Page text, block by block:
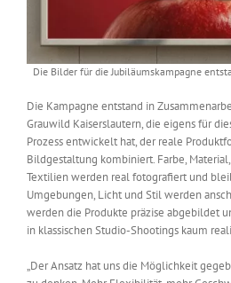
Die Bilder für die Jubiläumskampagne
Die Kampagne entstand in
Grauwild Kaiserslautern, die eigens für
Prozess entwickelt hat, der reale
Bildgestaltung kombiniert. Farbe,
Textilien werden real fotografiert und
Umgebungen, Licht und Stil werden
werden die Produkte präzise abgebildet
in klassischen Studio-Shootings kaum
„Der Ansatz hat uns die Möglichkeit